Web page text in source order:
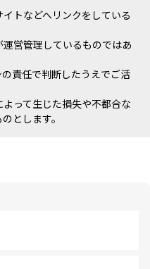
トなどへリンクをしている
営管理しているものではあ
責任で判断したうえでご活
って生じた損失や不都合な
とします。